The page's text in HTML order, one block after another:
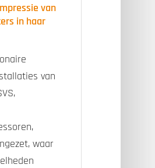
van
in haar
van
waar